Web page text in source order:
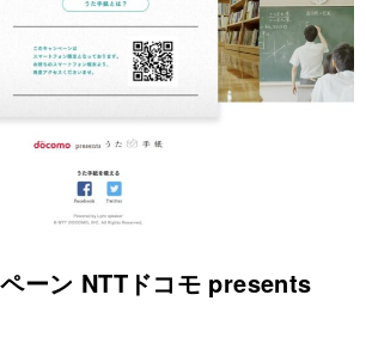
ーン NTTドコモ presents